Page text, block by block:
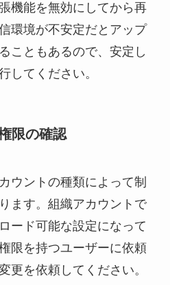
機能を無効にしてから再
環境が不安定だとアップ
こともあるので、安定し
してください。
限の確認
ウントの種類によって制
ます。組織アカウントで
ード可能な設定になって
限を持つユーザーに依頼
更を依頼してください。